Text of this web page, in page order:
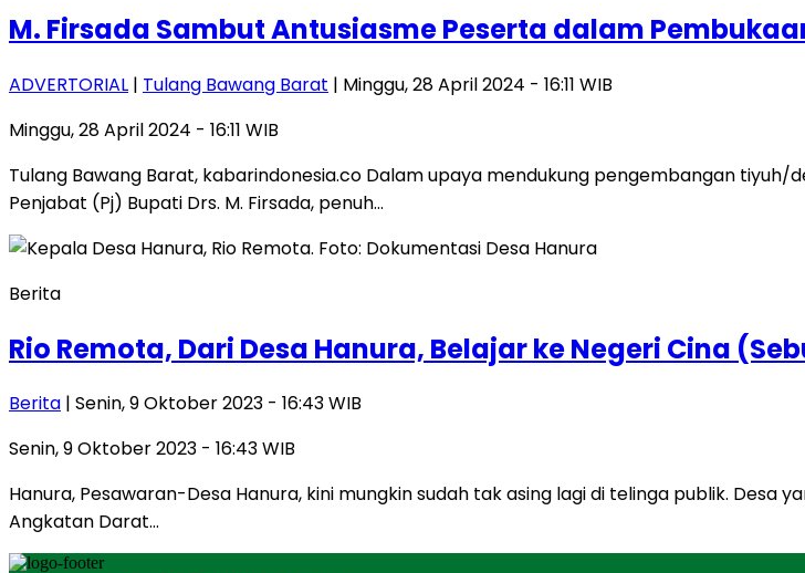
M. Firsada Sambut Antusiasme Peserta dalam
ADVERTORIAL | Tulang Bawang Barat | Minggu, 28 April 2024 - 16:11 WIB
Minggu, 28 April 2024 - 16:11 WIB
Tulang Bawang Barat, kabarindonesia.co Dalam upaya mendukung pengembangan
Penjabat (Pj) Bupati Drs. M. Firsada, penuh…
Berita
Rio Remota, Dari Desa Hanura, Belajar ke Negeri Cina
Berita | Senin, 9 Oktober 2023 - 16:43 WIB
Senin, 9 Oktober 2023 - 16:43 WIB
Hanura, Pesawaran-Desa Hanura, kini mungkin sudah tak asing lagi di telinga publik. Desa
Angkatan Darat…